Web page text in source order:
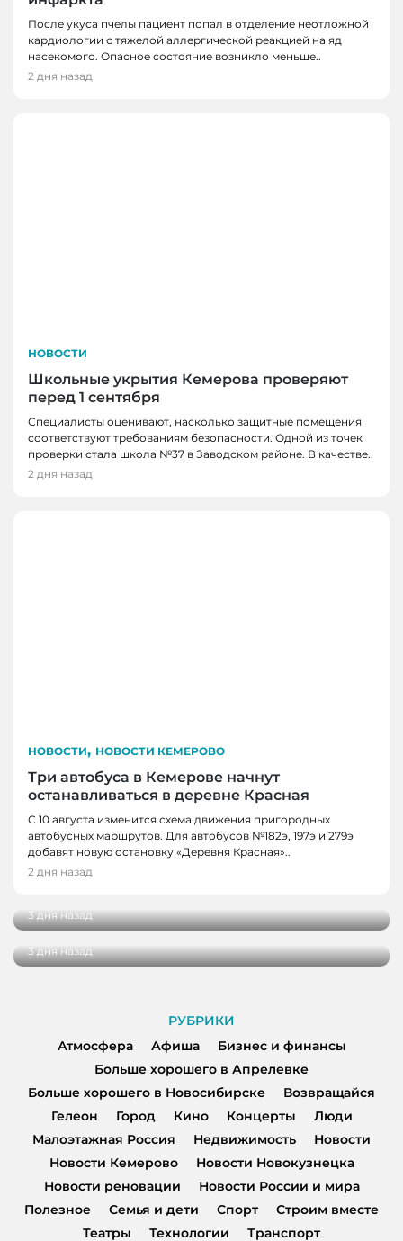
После укуса пчелы пациент попал в отделение неотложной
кардиологии с тяжелой аллергической реакцией на яд
насекомого. Опасное состояние возникло меньше..
2 дня назад
НОВОСТИ
Школьные укрытия Кемерова проверяют
перед 1 сентября
Специалисты оценивают, насколько защитные помещения
соответствуют требованиям безопасности. Одной из точек
проверки стала школа №37 в Заводском районе. В качестве..
2 дня назад
НОВОСТИ, НОВОСТИ КЕМЕРОВО
Три автобуса в Кемерове начнут
останавливаться в деревне Красная
С 10 августа изменится схема движения пригородных
автобусных маршрутов. Для автобусов №182э, 197э и 279э
добавят новую остановку «Деревня Красная»..
2 дня назад
НОВОСТИ
В Кузбассе наградили лучших тренеров,
3 дня назад
НОВОСТИ, НОВОСТИ КЕМЕРОВО
годом
3 дня назад
РУБРИКИ
Атмосфера
Афиша
Бизнес и финансы
Больше хорошего в Апрелевке
Больше хорошего в Новосибирске
Возвращайся
Гелеон
Город Кино Концерты
Люди
Малоэтажная Россия
Недвижимость
Новости
Новости Кемерово
Новости Новокузнецка
Новости реновации
Новости России и мира
Полезное
Семья и дети Спорт
Строим вместе
Театры
Технологии
Транспорт